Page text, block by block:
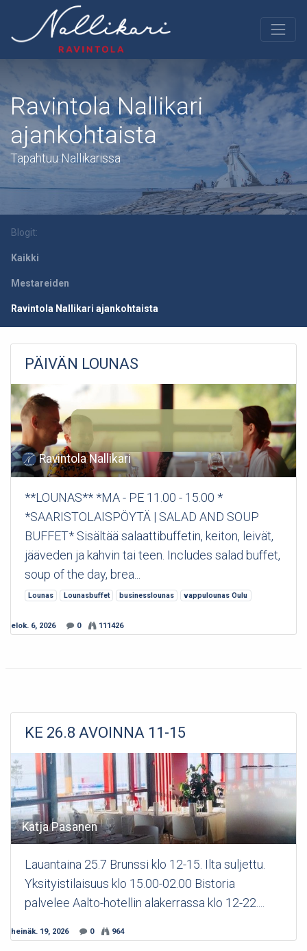
Ravintola Nallikari
ajankohtaista
Tapahtuu Nallikarissa
Blogit:
Kaikki
Mestareiden
Ravintola Nallikari ajankohtaista
PÄIVÄN LOUNAS
Ravintola Nallikari
**LOUNAS** *MA - PE 11.00 - 15.00 *
*SAARISTOLAISPÖYTÄ | SALAD AND SOUP
BUFFET* Sisältää salaattibuffetin, keiton, leivät,
jääveden ja kahvin tai teen. Includes salad buffet,
soup of the day, brea...
Lounas Lounasbuffet businesslounas vappulounas Oulu
elok. 6, 2026 0 111426
KE 26.8 AVOINNA 11-15
Katja Pasanen
Lauantaina 25.7 Brunssi klo 12-15. Ilta suljettu.
Yksityistilaisuus klo 15.00-02.00 Bistoria
palvelee Aalto-hotellin alakerrassa klo 12-22....
heinäk. 19, 2026 0 964